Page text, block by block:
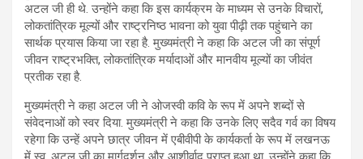
अटल जी ही थे. उन्होंने कहा कि इस कार्यक्रम के माध्यम से उनके विचारों,
लोकतांत्रिक मूल्यों और राष्ट्रनिष्ठ भावना को युवा पीढ़ी तक पहुंचाने का
सार्थक प्रयास किया जा रहा है. मुख्यमंत्री ने कहा कि अटल जी का संपूर्ण
जीवन राष्ट्रभक्ति, लोकतांत्रिक मर्यादाओं और मानवीय मूल्यों का जीवंत
प्रतीक रहा है.
मुख्यमंत्री ने कहा अटल जी ने ओजस्वी कवि के रूप में अपने शब्दों से
संवेदनाओं को स्वर दिया. मुख्यमंत्री ने कहा कि उनके लिए सदैव गर्व का विषय
रहेगा कि उन्हें अपने छात्र जीवन में एबीवीपी के कार्यकर्ता के रूप में लखनऊ